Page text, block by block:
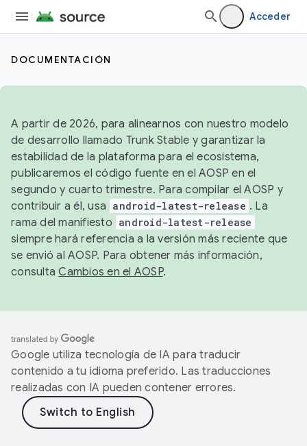
Acceder
DOCUMENTACIÓN
A partir de 2026, para alinearnos con nuestro modelo
de desarrollo llamado Trunk Stable y garantizar la
estabilidad de la plataforma para el ecosistema,
publicaremos el código fuente en el AOSP en el
segundo y cuarto trimestre. Para compilar el AOSP y
contribuir a él, usa android-latest-release . La
rama del manifiesto android-latest-release
siempre hará referencia a la versión más reciente que
se envió al AOSP. Para obtener más información,
consultaCambios en el AOSP.
Google utiliza tecnología de IA para traducir
contenido a tu idioma preferido. Las traducciones
realizadas con IA pueden contener errores.